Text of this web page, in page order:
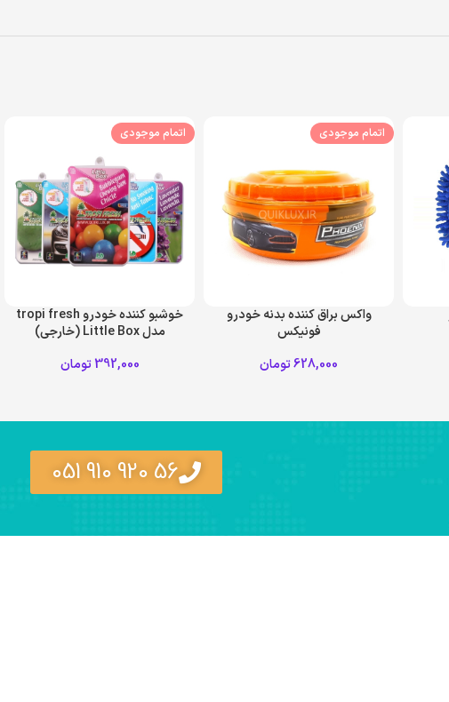
اتمام موجودی
واکس براق کننده بدنه خودرو
فونیکس
628,000تومان
اتمام موجودی
خوشبو کننده خودرو tropi fresh
مدل Little Box (خارجی)
392,000 تومان
56 920 910 051